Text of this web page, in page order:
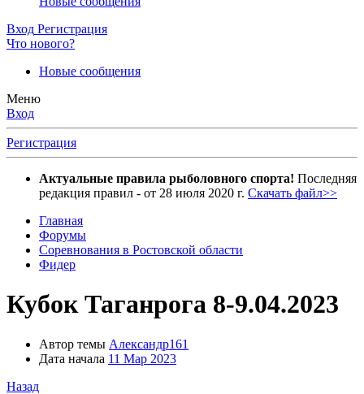
Вход Регистрация
Что нового?
Новые сообщения
Меню
Вход
Регистрация
Актуальные правила рыболовного спорта! Последняя
редакция правил - от 28 июля 2020 г. Скачать файл>>
Главная
Форумы
Соревнования в Ростовской области
Фидер
Кубок Таганрога 8-9.04.2023
Автор темы Александр161
Дата начала 11 Мар 2023
Назад